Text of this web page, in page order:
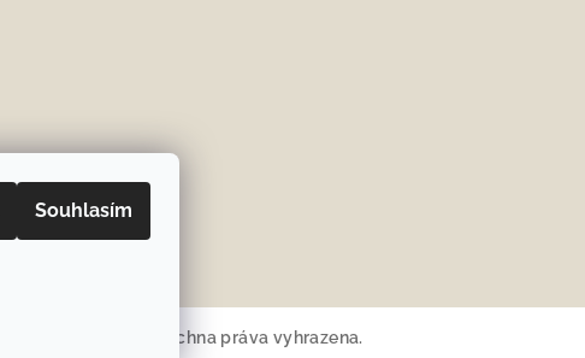
Souhlasím
. Všechna práva vyhrazena.